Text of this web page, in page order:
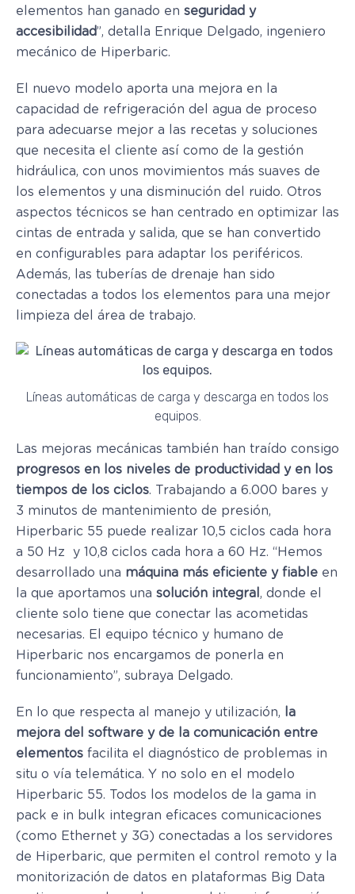
elementos han ganado en seguridad y
accesibilidad”, detalla Enrique Delgado, ingeniero
mecánico de Hiperbaric.
El nuevo modelo aporta una mejora en la
capacidad de refrigeración del agua de proceso
para adecuarse mejor a las recetas y soluciones
que necesita el cliente así como de la gestión
hidráulica, con unos movimientos más suaves de
los elementos y una disminución del ruido. Otros
aspectos técnicos se han centrado en optimizar las
cintas de entrada y salida, que se han convertido
en configurables para adaptar los periféricos.
Además, las tuberías de drenaje han sido
conectadas a todos los elementos para una mejor
limpieza del área de trabajo.
Líneas automáticas de carga y descarga en todos los
equipos.
Las mejoras mecánicas también han traído consigo
progresos en los niveles de productividad y en los
tiempos de los ciclos. Trabajando a 6.000 bares y
3 minutos de mantenimiento de presión,
Hiperbaric 55 puede realizar 10,5 ciclos cada hora
a 50 Hz y 10,8 ciclos cada hora a 60 Hz. “Hemos
desarrollado una máquina más eficiente y fiable en
la que aportamos una solución integral , donde el
cliente solo tiene que conectar las acometidas
necesarias. El equipo técnico y humano de
Hiperbaric nos encargamos de ponerla en
funcionamiento”, subraya Delgado.
En lo que respecta al manejo y utilización,
la
mejora del software y de la comunicación entre
elementos facilita el diagnóstico de problemas in
situ o vía telemática. Y no solo en el modelo
Hiperbaric 55. Todos los modelos de la gama in
pack e in bulk integran eficaces comunicaciones
(como Ethernet y 3G) conectadas a los servidores
de Hiperbaric, que permiten el control remoto y la
monitorización de datos en plataformas Big Data